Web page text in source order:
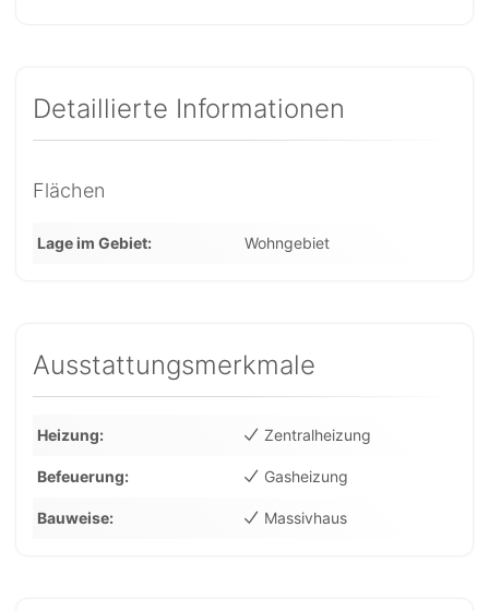
Detaillierte Informationen
Flächen
Lage im Gebiet Wohngebiet
Ausstattungsmerkmale
Heizung Zentralheizung
Befeuerung Gasheizung
Bauweise Massivhaus